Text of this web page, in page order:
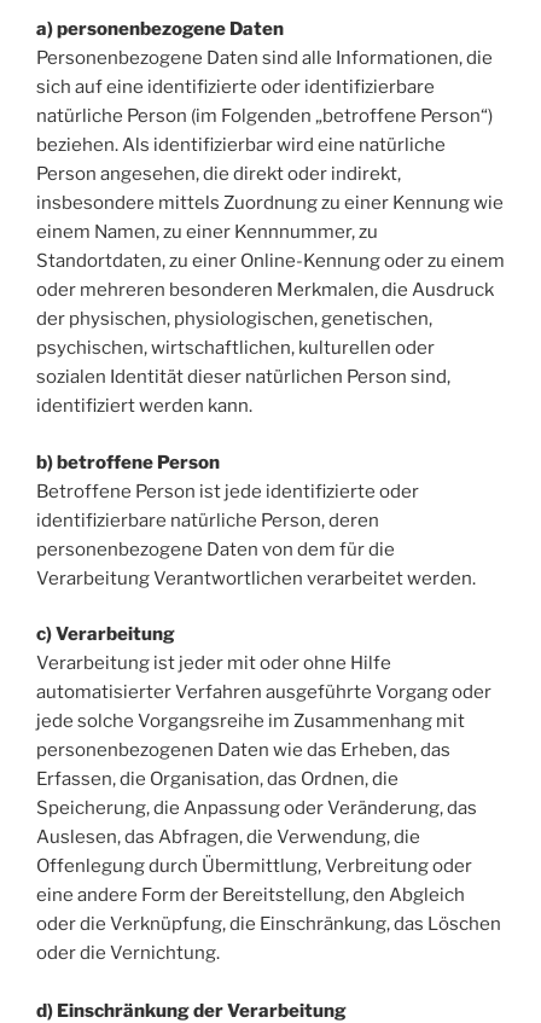
a) personenbezogene Daten
Personenbezogene Daten sind alle Informationen, die
sich auf eine identifizierte oder identifizierbare
natürliche Person (im Folgenden „betroffene Person“)
beziehen. Als identifizierbar wird eine natürliche
Person angesehen, die direkt oder indirekt,
insbesondere mittels Zuordnung zu einer Kennung wie
einem Namen, zu einer Kennnummer, zu
Standortdaten, zu einer Online-Kennung oder zu einem
oder mehreren besonderen Merkmalen, die Ausdruck
der physischen, physiologischen, genetischen,
psychischen, wirtschaftlichen, kulturellen oder
sozialen Identität dieser natürlichen Person sind,
identifiziert werden kann.
b) betroffene Person
Betroffene Person ist jede identifizierte oder
identifizierbare natürliche Person, deren
personenbezogene Daten von dem für die
Verarbeitung Verantwortlichen verarbeitet werden.
c) Verarbeitung
Verarbeitung ist jeder mit oder ohne Hilfe
automatisierter Verfahren ausgeführte Vorgang oder
jede solche Vorgangsreihe im Zusammenhang mit
personenbezogenen Daten wie das Erheben, das
Erfassen, die Organisation, das Ordnen, die
Speicherung, die Anpassung oder Veränderung, das
Auslesen, das Abfragen, die Verwendung, die
Offenlegung durch Übermittlung, Verbreitung oder
eine andere Form der Bereitstellung, den Abgleich
oder die Verknüpfung, die Einschränkung, das Löschen
oder die Vernichtung.
d) Einschränkung der Verarbeitung